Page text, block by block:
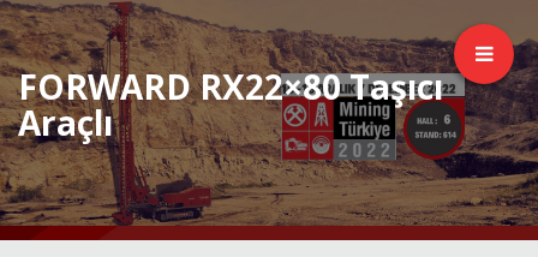
FORWARD RX22×80 Taşıcı
Araçlı